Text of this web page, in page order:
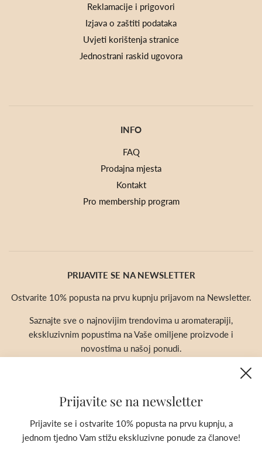
Reklamacije i prigovori
Izjava o zaštiti podataka
Uvjeti korištenja stranice
Jednostrani raskid ugovora
INFO
FAQ
Prodajna mjesta
Kontakt
Pro membership program
PRIJAVITE SE NA NEWSLETTER
Ostvarite 10% popusta na prvu kupnju prijavom na Newsletter.
Saznajte sve o najnovijim trendovima u aromaterapiji,
ekskluzivnim popustima na Vaše omiljene proizvode i
novostima u našoj ponudi.
Prijavite se na newsletter
Prijavite se i ostvarite 10% popusta na prvu kupnju, a
jednom tjedno Vam stižu ekskluzivne ponude za članove!